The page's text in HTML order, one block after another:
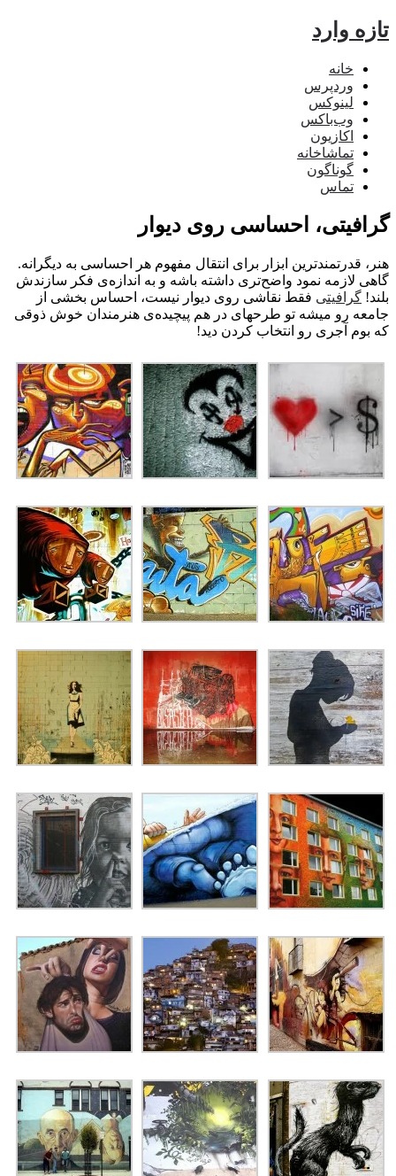
وارد
خانه
وردپرس
لینوکس
وب‌باکس
اکازیون
تماشاخانه
گوناگون
تماس
احساسی روی دیوار
قدرتمندترین ابزار برای انتقال مفهوم هر احساسی به دیگرانه.
لازمه نمود واضح‌تری داشته باشه و به اندازه‌ی فکر سازندش
گرافیتیفقط نقاشی روی دیوار نیست، احساس بخشی از
رو میشه تو طرحهای در هم پیچیده‌ی هنرمندان خوش ذوقی
آجری رو انتخاب کردن دید!